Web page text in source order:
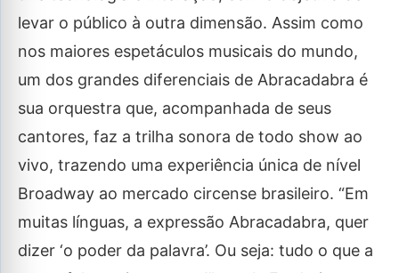
levar o público à outra dimensão. Assim como
nos maiores espetáculos musicais do mundo,
um dos grandes diferenciais de Abracadabra é
sua orquestra que, acompanhada de seus
cantores, faz a trilha sonora de todo show ao
vivo, trazendo uma experiência única de nível
Broadway ao mercado circense brasileiro. “Em
muitas línguas, a expressão Abracadabra, quer
dizer ‘o poder da palavra’. Ou seja: tudo o que a